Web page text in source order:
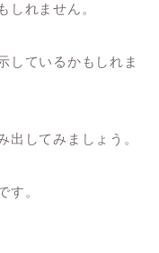
しれません。
しているかもしれま
出してみましょう。
す。